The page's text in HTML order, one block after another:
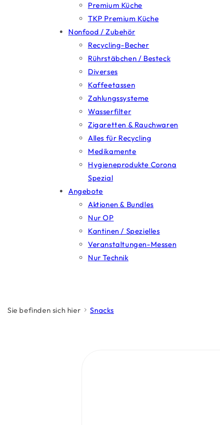
Premium Küche
TKP Premium Küche
Nonfood / Zubehör
Recycling-Becher
Rührstäbchen / Besteck
Diverses
Kaffeetassen
Zahlungssysteme
Wasserfilter
Zigaretten & Rauchwaren
Alles für Recycling
Medikamente
Hygieneprodukte Corona
Spezial
Angebote
Aktionen & Bundles
Nur OP
Kantinen / Spezielles
Veranstaltungen-Messen
Nur Technik
Sie befinden sich hier Snacks